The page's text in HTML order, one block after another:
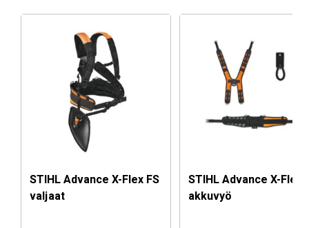
STIHL Advance X-Flex FS
valjaat
STIHL Advance X-Flex
akkuvyö